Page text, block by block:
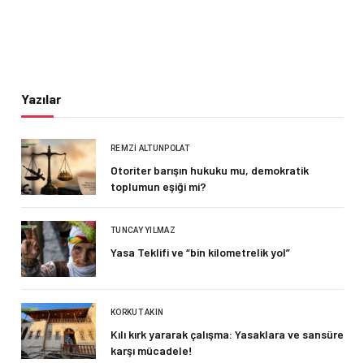
Yazılar
REMZI ALTUNPOLAT
Otoriter barışın hukuku mu, demokratik
toplumun eşiği mi?
TUNCAY YILMAZ
Yasa Teklifi ve “bin kilometrelik yol”
KORKUT AKIN
Kılı kırk yararak çalışma: Yasaklara ve sansüre
karşı mücadele!